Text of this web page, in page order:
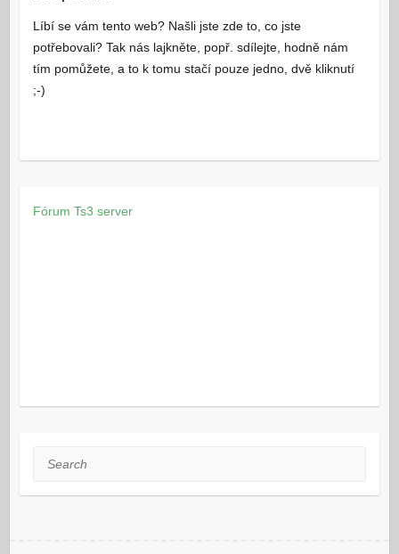
Líbí se vám tento web? Našli jste zde to, co jste
potřebovali? Tak nás lajkněte, popř. sdílejte, hodně nám
tím pomůžete, a to k tomu stačí pouze jedno, dvě kliknutí
;-)
Fórum Ts3 server
Search